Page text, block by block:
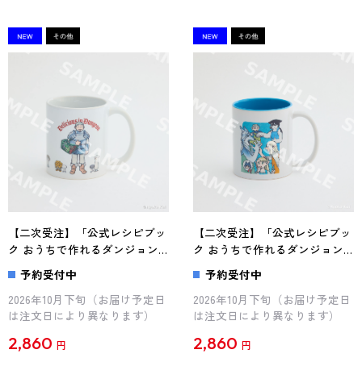
【二次受注】「公式レシピブッ
ク おうちで作れるダンジョン
飯」九井諒子描き下ろし マグ
カップ（ライオスと翼獅子）
予約受付中
2026年10月下旬（お届け予定日
は注文日により異なります）
2,860 円
【二次受注】「公式レシピブッ
ク おうちで作れるダンジョン
飯」九井諒子描き下ろし マグ
カップ（イヅヅミはどこ？）
予約受付中
2026年10月下旬（お届け予定日
は注文日により異なります）
2,860 円